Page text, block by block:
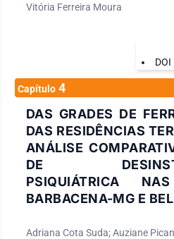
Vitória Ferreira Moura
DOI
Capítulo 4
DAS GRADES DE
DAS RESIDÊNCIAS
ANÁLISE
DE
PSIQUIÁTRICA
BARBACENA-MG E
Adriana Cota Suda; Auziane